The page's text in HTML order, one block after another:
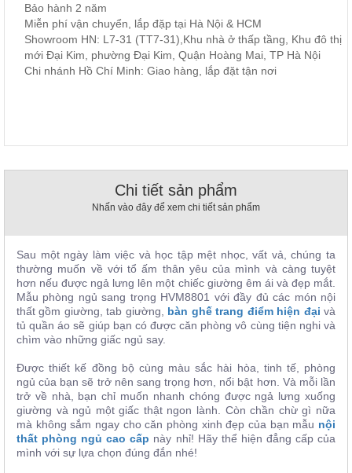
Nội
Thất
Nhà
Bảo hành 2 năm
Miễn phí vận chuyển, lắp đặp tại Hà Nội & HCM
Showroom HN: L7-31 (TT7-31),Khu nhà ở thấp tầng, Khu đô thị
mới Đại Kim, phường Đại Kim, Quận Hoàng Mai, TP Hà Nội
Chi nhánh Hồ Chí Minh: Giao hàng, lắp đặt tận nơi
Chi tiết sản phẩm
Nhấn vào đây để xem chi tiết sản phẩm
Sau một ngày làm việc và học tập mệt nhọc, vất vả, chúng ta
thường muốn về với tổ ấm thân yêu của mình và càng tuyệt
hơn nếu được ngả lưng lên một chiếc giường êm ái và đẹp mắt.
Mẫu phòng ngủ sang trọng HVM8801 với đầy đủ các món nội
thất gồm giường, tab giường, bàn ghế trang điểm hiện đạivà
tủ quần áo sẽ giúp bạn có được căn phòng vô cùng tiện nghi và
chìm vào những giấc ngủ say.
Được thiết kế đồng bộ cùng màu sắc hài hòa, tinh tế, phòng
ngủ của bạn sẽ trở nên sang trọng hơn, nổi bật hơn. Và mỗi lần
trở về nhà, bạn chỉ muốn nhanh chóng được ngả lưng xuống
giường và ngủ một giấc thật ngon lành. Còn chần chừ gì nữa
mà không sắm ngay cho căn phòng xinh đẹp của bạn mẫu nội
thất phòng ngủ cao cấp này nhỉ! Hãy thể hiện đẳng cấp của
mình với sự lựa chọn đúng đắn nhé!